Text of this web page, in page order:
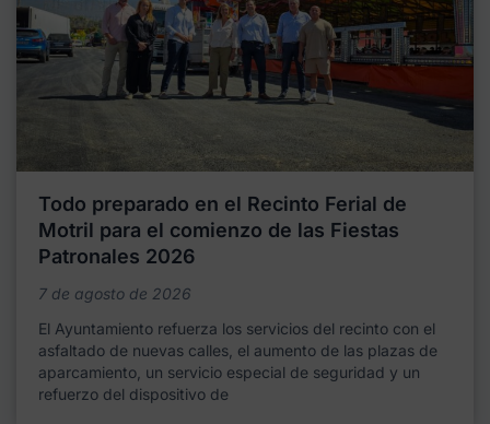
Todo preparado en el Recinto Ferial de
Motril para el comienzo de las Fiestas
Patronales 2026
7 de agosto de 2026
El Ayuntamiento refuerza los servicios del recinto con el
asfaltado de nuevas calles, el aumento de las plazas de
aparcamiento, un servicio especial de seguridad y un
refuerzo del dispositivo de